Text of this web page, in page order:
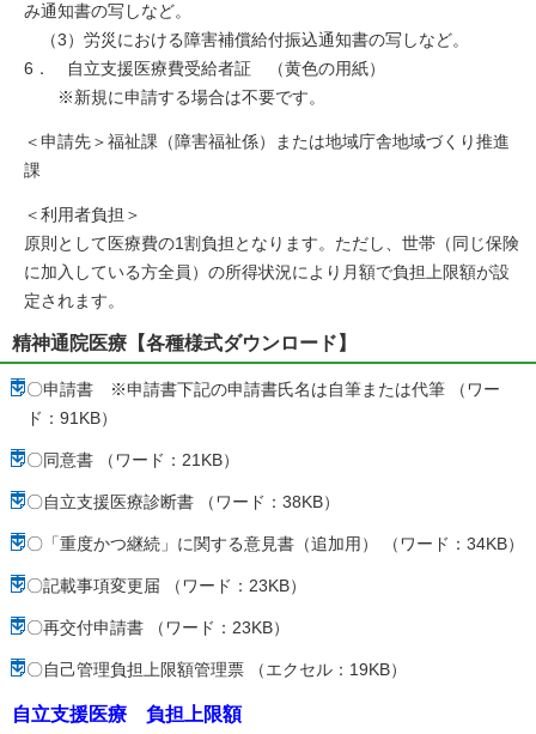
み通知書の写しなど。
（3）労災における障害補償給付振込通知書の写しなど。
6． 自立支援医療費受給者証 （黄色の用紙）
※新規に申請する場合は不要です。
＜申請先＞福祉課（障害福祉係）または地域庁舎地域づくり推進
課
＜利用者負担＞
原則として医療費の1割負担となります。ただし、世帯（同じ保険
に加入している方全員）の所得状況により月額で負担上限額が設
定されます。
精神通院医療【各種様式ダウンロード】
〇申請書 ※申請書下記の申請書氏名は自筆または代筆 （ワー
ド：91KB）
〇同意書 （ワード：21KB）
〇自立支援医療診断書 （ワード：38KB）
〇「重度かつ継続」に関する意見書（追加用） （ワード：34KB）
〇記載事項変更届 （ワード：23KB）
〇再交付申請書 （ワード：23KB）
〇自己管理負担上限額管理票 （エクセル：19KB）
自立支援医療 負担上限額